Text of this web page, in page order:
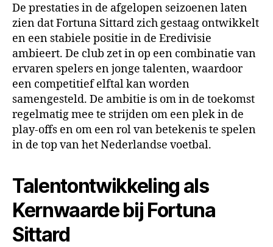
De prestaties in de afgelopen seizoenen laten
zien dat Fortuna Sittard zich gestaag ontwikkelt
en een stabiele positie in de Eredivisie
ambieert. De club zet in op een combinatie van
ervaren spelers en jonge talenten, waardoor
een competitief elftal kan worden
samengesteld. De ambitie is om in de toekomst
regelmatig mee te strijden om een plek in de
play-offs en om een rol van betekenis te spelen
in de top van het Nederlandse voetbal.
Talentontwikkeling als
Kernwaarde bij Fortuna
Sittard